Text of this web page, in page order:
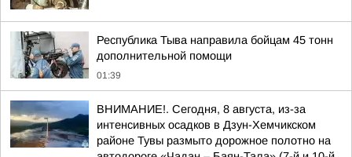
Республика Тыва направила бойцам 45 тонн
дополнительной помощи
01:39
ВНИМАНИЕ!. Сегодня, 8 августа, из-за
интенсивных осадков в Дзун-Хемчикском
районе Тувы размыто дорожное полотно на